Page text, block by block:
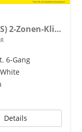
GO+ 1.0 T-GDI 2WD 74 kW (101 PS) 2-Zonen-Klimaautomatik, Sitzheizung, Lenkradheizung, DAB, Android Auto, Apple CarPlay, Navigationssystem, Induktionsladestation, LED-Scheinwerfer, 18 Zoll Leichtmetallfelgen, uvm
6-Gang
Details